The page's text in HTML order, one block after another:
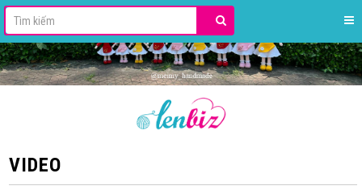
VIDEO